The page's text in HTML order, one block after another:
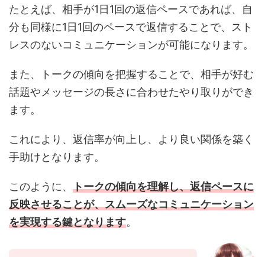
たとえば、相手が1日1回の返信ペースであれば、自
分も同様に1日1回のペースで返信することで、スト
レスのないコミュニケーションが可能になります。
また、トークの傾向を把握することで、相手が好む
話題やメッセージの長さに合わせたやり取りができ
ます。
これにより、返信率が向上し、より良い関係を築く
手助けとなります。
このように、
トークの傾向を理解し、返信ペースに
反映させることが、スムーズなコミュニケーション
を実現する鍵となります